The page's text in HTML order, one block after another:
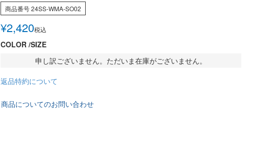
商品番号24SS-WMA-SO02
¥2,420税込
COLOR SIZE
申し訳ございません。ただいま在庫がございません。
返品特約について
商品についてのお問い合わせ